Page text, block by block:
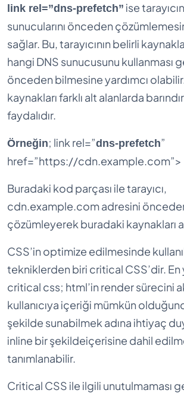
link rel=”dns-prefetch” ise
sunucularını önceden
sağlar. Bu, tarayıcının belirli
hangi DNS sunucusunu kullanması
önceden bilmesine yardımcı
kaynakları farklı alt alanlarda
faydalıdır.
Örneğin; link rel=”dns-prefetch”
href=”https://cdn.example.com”>
Buradaki kod parçası ile tarayıcı,
cdn.example.com adresini
çözümleyerek buradaki kaynakları
CSS’in optimize edilmesinde
tekniklerden biri critical CSS’dir. En
critical css; html’in render sürecini
kullanıcıya içeriği mümkün
şekilde sunabilmek adına ihtiyaç
inline bir şekildeiçerisine dahil
tanımlanabilir.
Critical CSS ile ilgili unutulmaması